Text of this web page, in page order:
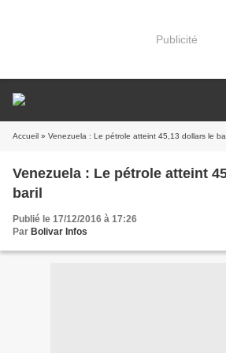
Publicité
Accueil » Venezuela : Le pétrole atteint 45,13 dollars le
Venezuela : Le pétrole atteint
baril
Publié le 17/12/2016 à 17:26
Par Bolivar Infos